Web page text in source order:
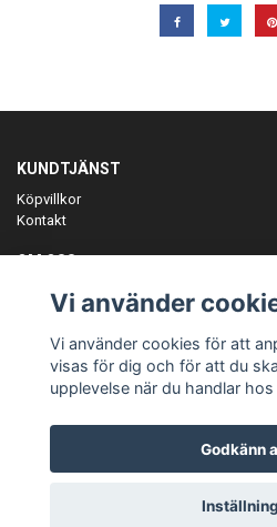
KUNDTJÄNST
Köpvillkor
Kontakt
OM OSS
ANMÄL DIG TILL VÅRT
© Copyright
Vi använder
Vi använder cookies för att
visas för dig och för att du
upplevelse när du handlar
Godkänn